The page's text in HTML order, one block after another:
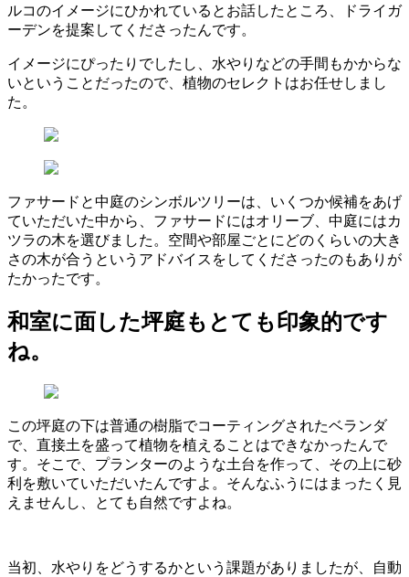
ルコのイメージにひかれているとお話したところ、ドライガ
ーデンを提案してくださったんです。
イメージにぴったりでしたし、水やりなどの手間もかからな
いということだったので、植物のセレクトはお任せしまし
た。
ファサードと中庭のシンボルツリーは、いくつか候補をあげ
ていただいた中から、ファサードにはオリーブ、中庭にはカ
ツラの木を選びました。空間や部屋ごとにどのくらいの大き
さの木が合うというアドバイスをしてくださったのもありが
たかったです。
和室に面した坪庭もとても印象的です
ね。
この坪庭の下は普通の樹脂でコーティングされたベランダ
で、直接土を盛って植物を植えることはできなかったんで
す。そこで、プランターのような土台を作って、その上に砂
利を敷いていただいたんですよ。そんなふうにはまったく見
えませんし、とても自然ですよね。
当初、水やりをどうするかという課題がありましたが、自動